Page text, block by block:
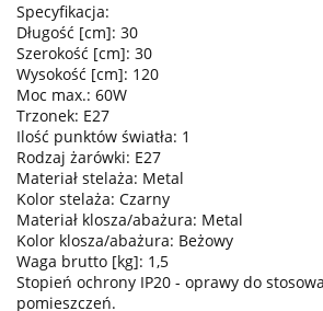
Specyfikacja:
Długość [cm]: 30
Szerokość [cm]: 30
Wysokość [cm]: 120
Moc max.: 60W
Trzonek: E27
Ilość punktów światła: 1
Rodzaj żarówki: E27
Materiał stelaża: Metal
Kolor stelaża: Czarny
Materiał klosza/abażura: Metal
Kolor klosza/abażura: Beżowy
Waga brutto [kg]: 1,5
Stopień ochrony IP20 - oprawy do
pomieszczeń.